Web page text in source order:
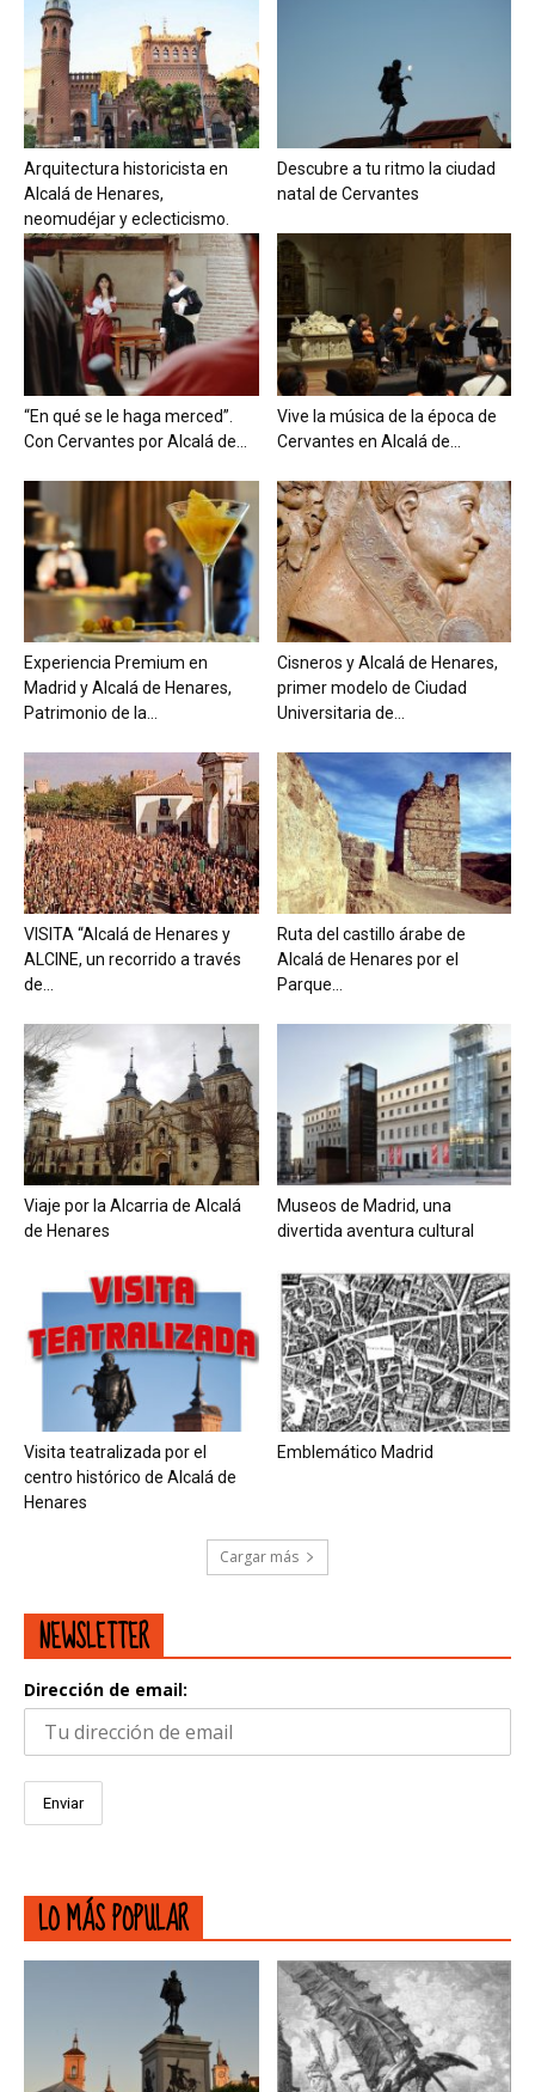
Arquitectura historicista en
Alcalá de Henares,
neomudéjar y eclecticismo.
Descubre a tu ritmo la ciudad
natal de Cervantes
“En qué se le haga merced”.
Con Cervantes por Alcalá de...
Vive la música de la época de
Cervantes en Alcalá de...
Experiencia Premium en
Madrid y Alcalá de Henares,
Patrimonio de la...
Cisneros y Alcalá de Henares,
primer modelo de Ciudad
Universitaria de...
VISITA “Alcalá de Henares y
ALCINE, un recorrido a través
de...
Ruta del castillo árabe de
Alcalá de Henares por el
Parque...
Viaje por la Alcarria de Alcalá
de Henares
Museos de Madrid, una
divertida aventura cultural
Visita teatralizada por el
centro histórico de Alcalá de
Henares
Emblemático Madrid
Cargar más
NEWSLETTER
Dirección de email:
LO MÁS POPULAR